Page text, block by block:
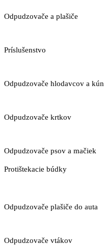
Odpudzovače a plašiče
Príslušenstvo
Odpudzovače hlodavcov a kún
Odpudzovače krtkov
Odpudzovače psov a mačiek
Protištekacie búdky
Odpudzovače plašiče do auta
Odpudzovače vtákov